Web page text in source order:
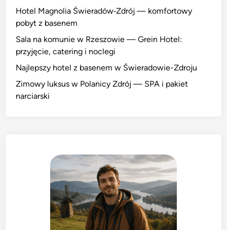
Hotel Magnolia Świeradów‑Zdrój — komfortowy
pobyt z basenem
Sala na komunie w Rzeszowie — Grein Hotel:
przyjęcie, catering i noclegi
Najlepszy hotel z basenem w Świeradowie-Zdroju
Zimowy luksus w Polanicy Zdrój — SPA i pakiet
narciarski